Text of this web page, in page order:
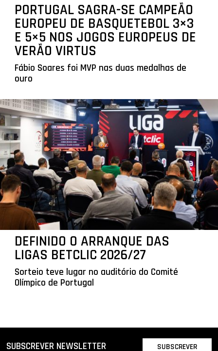
PORTUGAL SAGRA-SE CAMPEÃO
EUROPEU DE BASQUETEBOL 3×3
E 5×5 NOS JOGOS EUROPEUS DE
VERÃO VIRTUS
Fábio Soares foi MVP nas duas medalhas de
ouro
DEFINIDO O ARRANQUE DAS
LIGAS BETCLIC 2026/27
Sorteio teve lugar no auditório do Comité
Olímpico de Portugal
SUBSCREVER NEWSLETTER SUBSCREVER